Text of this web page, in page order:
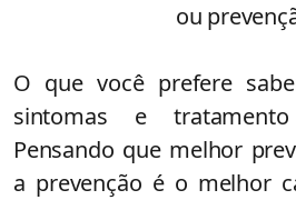
ou
O que você prefere
sintomas e
Pensando que melhor
a prevenção é o melhor